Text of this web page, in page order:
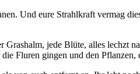
Und eure Strahlkraft vermag
jede Blüte, alles lechzt
Fluren gingen und den